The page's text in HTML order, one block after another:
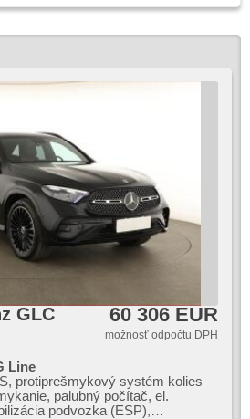
GLC 60 306 EUR
možnosť odpočtu DPH
Line
protiprešmykový systém kolies
palubný počítač, el.
podvozka (ESP),